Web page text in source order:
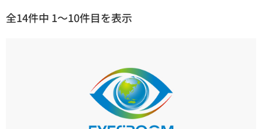
全14件中 1〜10件目を表示